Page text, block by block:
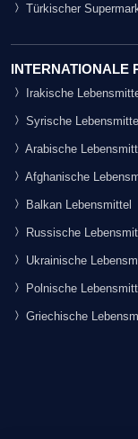
Türkischer
INTERNATIONALE
Irakische
Syrische
Arabische
Afghanische
Balkan Lebensmittel
Russische
Ukrainische
Polnische
Griechische